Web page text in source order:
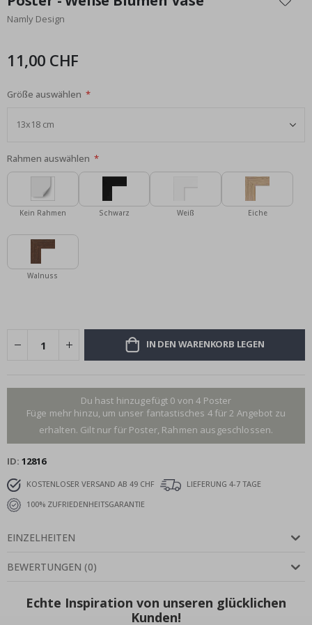
der
Bildgalerie
Namly Design
11,00 CHF
Größe auswählen
Rahmen auswählen
Kein Rahmen Schwarz Weiß Eiche
Walnuss
IN DEN WARENKORB LEGEN
Du hast hinzugefügt 0 von 4 Poster
Füge mehr hinzu, um unser fantastisches 4 für 2 Angebot zu
erhalten. Gilt nur für Poster, Rahmen ausgeschlossen.
ID 12816
KOSTENLOSER VERSAND AB 49 CHF
LIEFERUNG 4-7 TAGE
100% ZUFRIEDENHEITSGARANTIE
EINZELHEITEN
BEWERTUNGEN (0)
Echte Inspiration von unseren glücklichen
Kunden!